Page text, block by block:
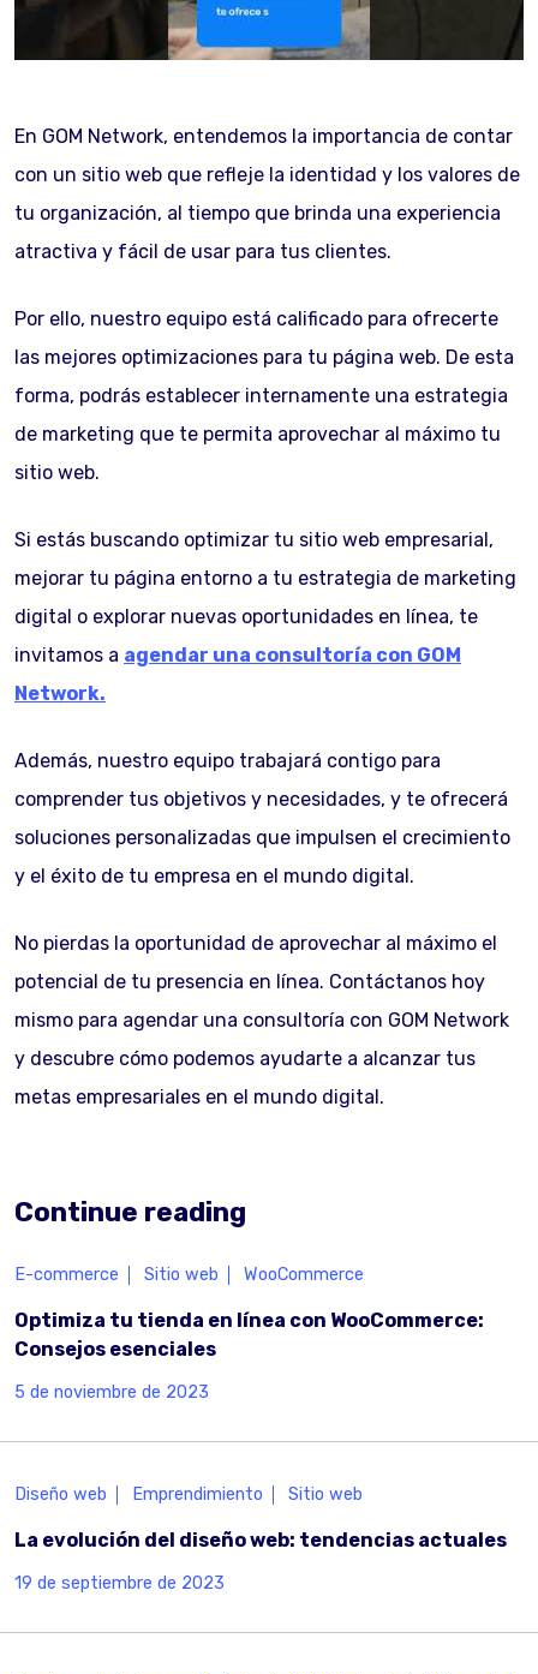
En GOM Network, entendemos la importancia de contar
con un sitio web que refleje la identidad y los valores de
tu organización, al tiempo que brinda una experiencia
atractiva y fácil de usar para tus clientes.
Por ello, nuestro equipo está calificado para ofrecerte
las mejores optimizaciones para tu página web. De esta
forma, podrás establecer internamente una estrategia
de marketing que te permita aprovechar al máximo tu
sitio web.
Si estás buscando optimizar tu sitio web empresarial,
mejorar tu página entorno a tu estrategia de marketing
digital o explorar nuevas oportunidades en línea, te
invitamos a agendar una consultoría con GOM
Network.
Además, nuestro equipo trabajará contigo para
comprender tus objetivos y necesidades, y te ofrecerá
soluciones personalizadas que impulsen el crecimiento
y el éxito de tu empresa en el mundo digital.
No pierdas la oportunidad de aprovechar al máximo el
potencial de tu presencia en línea. Contáctanos hoy
mismo para agendar una consultoría con GOM Network
y descubre cómo podemos ayudarte a alcanzar tus
metas empresariales en el mundo digital.
Continue reading
E-commerce Sitio web WooCommerce
Optimiza tu tienda en línea con WooCommerce:
Consejos esenciales
5 de noviembre de 2023
Diseño web Emprendimiento Sitio web
La evolución del diseño web: tendencias actuales
19 de septiembre de 2023